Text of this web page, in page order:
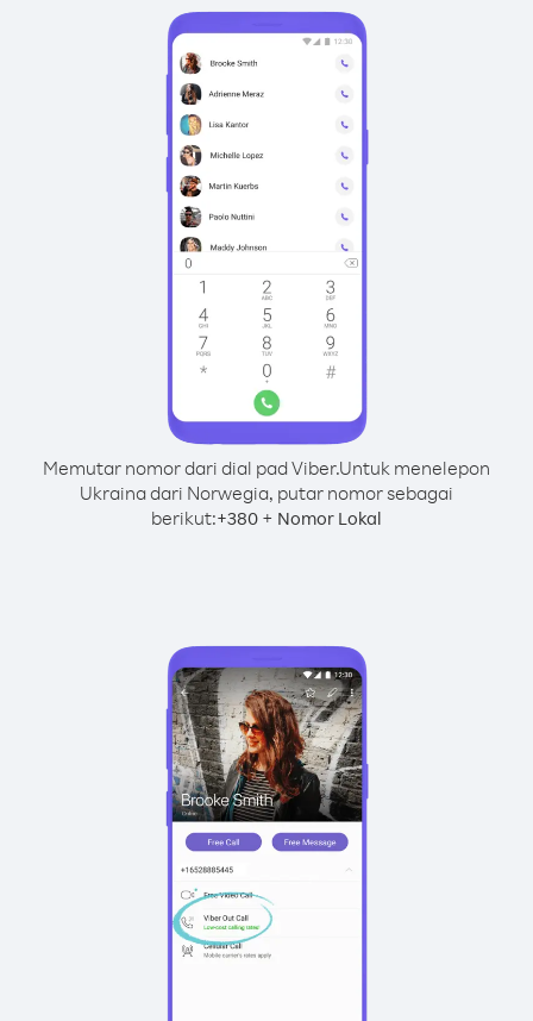
Memutar nomor dari dial pad Viber.Untuk menelepon
Ukraina dari Norwegia, putar nomor sebagai
berikut:+380 + Nomor Lokal